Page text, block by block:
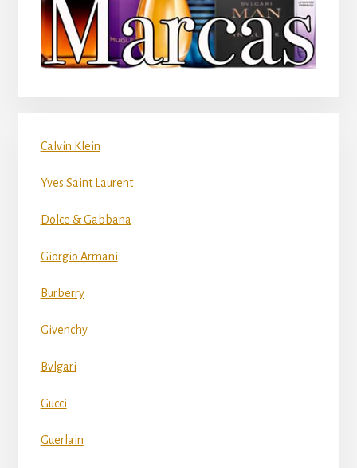
Calvin Klein
Yves Saint Laurent
Dolce & Gabbana
Giorgio Armani
Burberry
Givenchy
Bvlgari
Gucci
Guerlain